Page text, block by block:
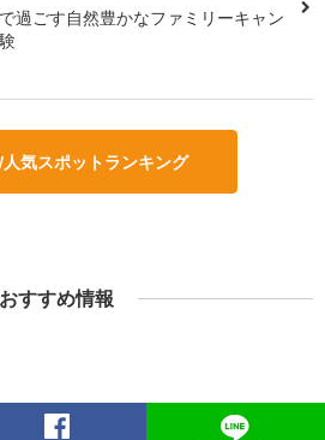
過ごす自然豊かなファミリーキャン
気スポットランキング
おすすめ情報